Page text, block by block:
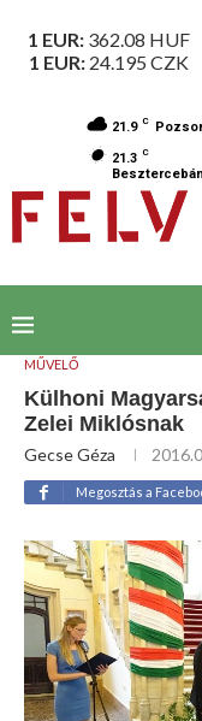
1 EUR: 362.08 HUF
1 EUR: 24.195 CZK
21.9 C
21.3 C
MŰVELŐ
Külhoni
Zelei Miklósnak
Gecse Géza
Megosztás a